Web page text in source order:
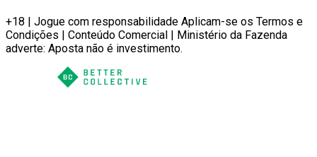
+18 | Jogue com responsabilidade Aplicam-se os Termos e
Condições | Conteúdo Comercial | Ministério da Fazenda
adverte: Aposta não é investimento.